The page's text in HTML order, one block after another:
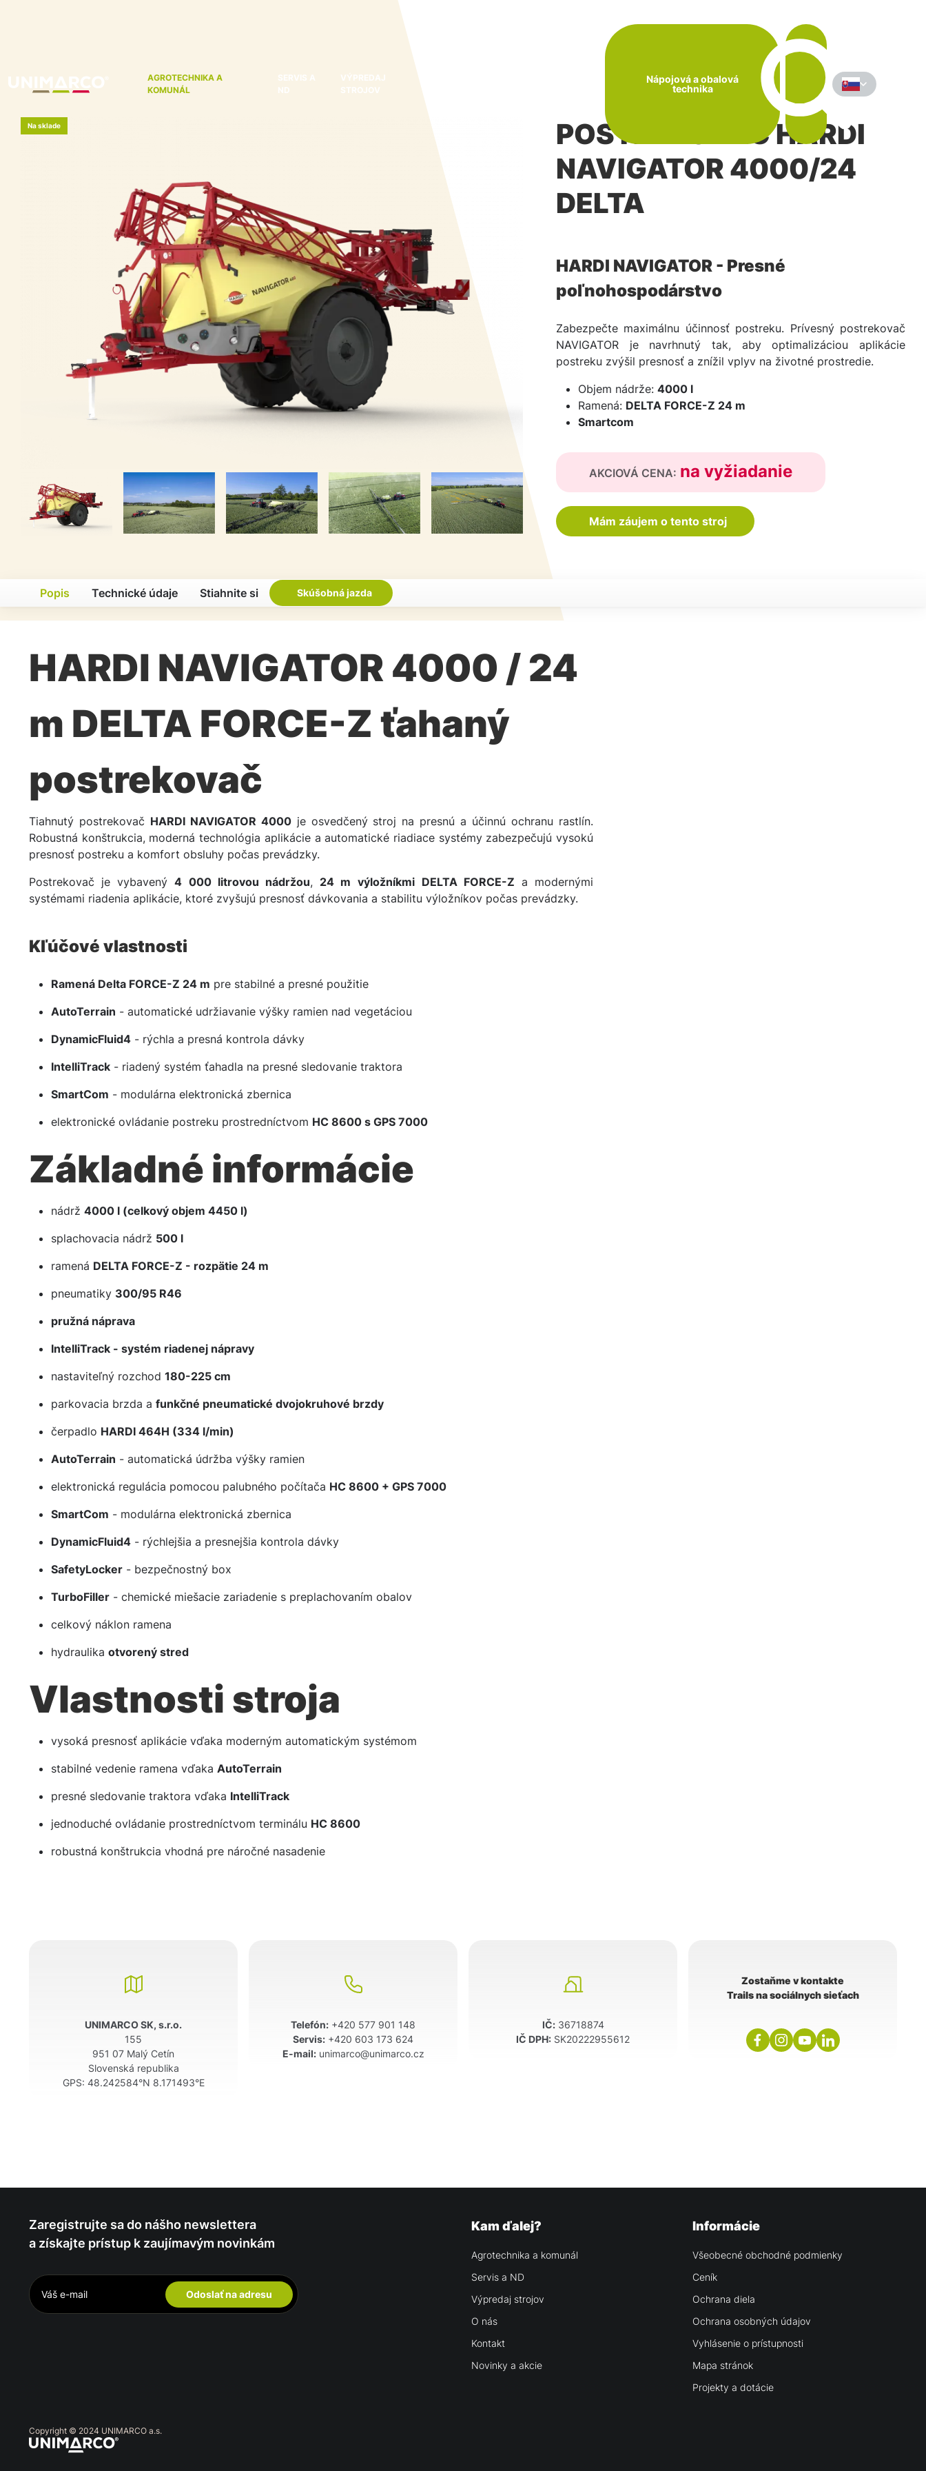
AGROTECHNIKA A
KOMUNÁL
SERVIS A
ND
VÝPREDAJ
STROJOV
Nápojová a obalová
technika
Na sklade
POSTREKOVAČ HARDI
NAVIGATOR 4000/24
DELTA
HARDI NAVIGATOR - Presné
poľnohospodárstvo
Zabezpečte maximálnu účinnosť postreku. Prívesný postrekovač
NAVIGATOR je navrhnutý tak, aby optimalizáciou aplikácie
postreku zvýšil presnosť a znížil vplyv na životné prostredie.
Objem nádrže: 4000 l
Ramená: DELTA FORCE-Z 24 m
Smartcom
AKCIOVÁ CENA: na vyžiadanie
Mám záujem o tento stroj
Popis Technické údaje Stiahnite si Skúšobná jazda
HARDI NAVIGATOR 4000 / 24
m DELTA FORCE-Z ťahaný
postrekovač
Tiahnutý postrekovač HARDI NAVIGATOR 4000je osvedčený stroj na presnú a účinnú ochranu rastlín.
Robustná konštrukcia, moderná technológia aplikácie a automatické riadiace systémy zabezpečujú vysokú
presnosť postreku a komfort obsluhy počas prevádzky.
Postrekovač je vybavený4 000 litrovou nádržou,24 m výložníkmi DELTA FORCE-Z a modernými
systémami riadenia aplikácie, ktoré zvyšujú presnosť dávkovania a stabilitu výložníkov počas prevádzky.
Kľúčové vlastnosti
Ramená Delta FORCE-Z 24 m pre stabilné a presné použitie
AutoTerrain - automatické udržiavanie výšky ramien nad vegetáciou
DynamicFluid4 - rýchla a presná kontrola dávky
IntelliTrack - riadený systém ťahadla na presné sledovanie traktora
SmartCom - modulárna elektronická zbernica
elektronické ovládanie postreku prostredníctvom HC 8600 s GPS 7000
Základné informácie
nádrž 4000 l (celkový objem 4450 l)
splachovacia nádrž 500 l
ramená DELTA FORCE-Z - rozpätie 24 m
pneumatiky 300/95 R46
pružná náprava
IntelliTrack - systém riadenej nápravy
nastaviteľný rozchod 180-225 cm
parkovacia brzda a funkčné pneumatické dvojokruhové brzdy
čerpadlo HARDI 464H (334 l/min)
AutoTerrain - automatická údržba výšky ramien
elektronická regulácia pomocou palubného počítača HC 8600 + GPS 7000
SmartCom - modulárna elektronická zbernica
DynamicFluid4 - rýchlejšia a presnejšia kontrola dávky
SafetyLocker - bezpečnostný box
TurboFiller - chemické miešacie zariadenie s preplachovaním obalov
celkový náklon ramena
hydraulika otvorený stred
Vlastnosti stroja
vysoká presnosť aplikácie vďaka moderným automatickým systémom
stabilné vedenie ramena vďaka AutoTerrain
presné sledovanie traktora vďaka IntelliTrack
jednoduché ovládanie prostredníctvom terminálu HC 8600
robustná konštrukcia vhodná pre náročné nasadenie
UNIMARCO SK, s.r.o.
155
951 07 Malý Cetín
Slovenská republika
GPS: 48.242584°N 8.171493°E
Telefón: +420 577 901 148
Servis: +420 603 173 624
E-mail: unimarco@unimarco.cz
IČ:36718874
IČ DPH: SK20222955612
Zostaňme v kontakte
Trails na sociálnych sieťach
Zaregistrujte sa do nášho newslettera
a získajte prístup k zaujímavým novinkám
Odoslať na adresu
Kam ďalej?
Agrotechnika a komunál
Servis a ND
Výpredaj strojov
O nás
Kontakt
Novinky a akcie
Informácie
Všeobecné obchodné podmienky
Ceník
Ochrana diela
Ochrana osobných údajov
Vyhlásenie o prístupnosti
Mapa stránok
Projekty a dotácie
Copyright © 2024 UNIMARCO a.s.